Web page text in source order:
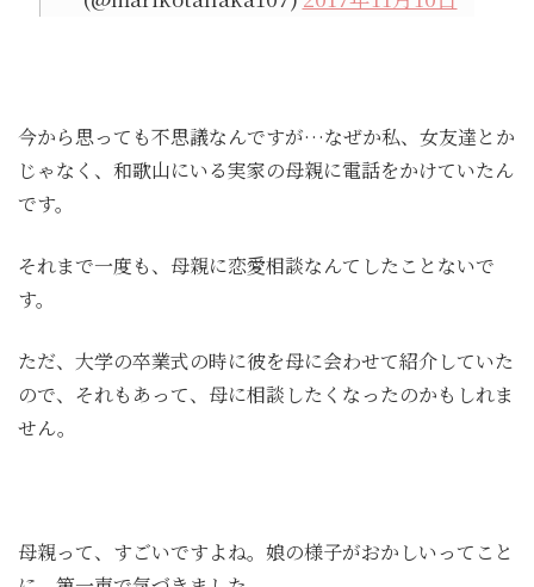
今から思っても不思議なんですが…なぜか私、女友達とか
じゃなく、和歌山にいる実家の母親に電話をかけていたん
です。
それまで一度も、母親に恋愛相談なんてしたことないで
す。
ただ、大学の卒業式の時に彼を母に会わせて紹介していた
ので、それもあって、母に相談したくなったのかもしれま
せん。
母親って、すごいですよね。娘の様子がおかしいってこと